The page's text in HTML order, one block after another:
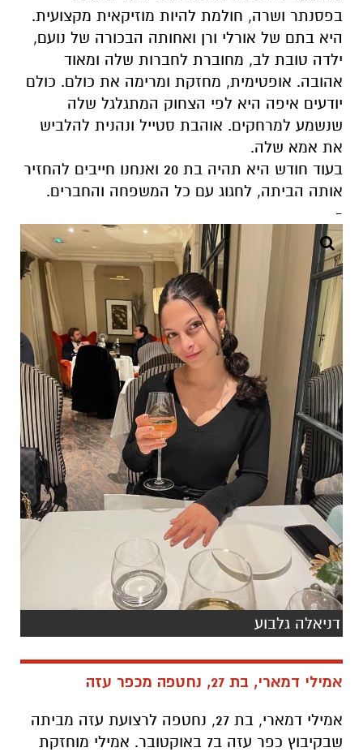
בפסנתר ושרה, חולמת להיות מוזיקאית מקצועית.
היא בתם של אורלי ורן ואחותה הבכורה של נועם,
ילדה טובת לב, מחוברת לחברות שלה ומאוד
אהובה. אופטימית, מחזקת ומרימה את כולם. כולם
יודעים איפה היא לפי הצחוק המתגלגל שלה
שנשמע למרחקים. אוהבת סטייל ונהנית להלביש
את אמא שלה.
בעוד חודש היא תהיה בת 20 ואנחנו חייבים להחזיר
אותה הביתה, לחגוג עם כל המשפחה והחברים.
-
דניאלה גלבוע
אמילי דמארי, בת 27, נחטפה מכפר עזה
אמילי דמארי, בת 27, נחטפה לרצועת עזה מביתה
שבקיבוץ כפר עזה ב7 באוקטובר. אמילי מוחזקת